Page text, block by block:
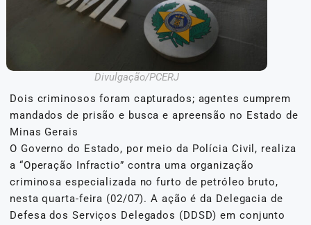
Divulgação/PCERJ
Dois criminosos foram capturados; agentes cumprem
mandados de prisão e busca e apreensão no Estado de
Minas Gerais
O Governo do Estado, por meio da Polícia Civil, realiza
a “Operação Infractio” contra uma organização
criminosa especializada no furto de petróleo bruto,
nesta quarta-feira (02/07). A ação é da Delegacia de
Defesa dos Serviços Delegados (DDSD) em conjunto